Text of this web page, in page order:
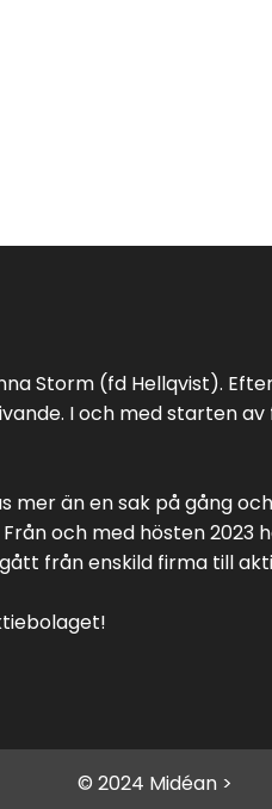
Storm (fd Hellqvist).
I och med starten
mer än en sak på gång
och med hösten
från enskild firma till
© 2024 Midéan >